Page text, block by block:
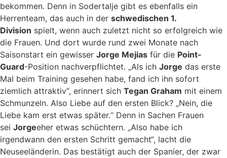
bekommen. Denn in Sodertalje gibt es ebenfalls ein
Herrenteam, das auch in der schwedischen 1.
Division spielt, wenn auch zuletzt nicht so erfolgreich wie
die Frauen. Und dort wurde rund zwei Monate nach
Saisonstart ein gewisser Jorge Mejias für die Point-
Guard-Position nachverpflichtet. „Als ich Jorge das erste
Mal beim Training gesehen habe, fand ich ihn sofort
ziemlich attraktiv“, erinnert sich Tegan Graham mit einem
Schmunzeln. Also Liebe auf den ersten Blick? „Nein, die
Liebe kam erst etwas später.“ Denn in Sachen Frauen
sei Jorgeeher etwas schüchtern. „Also habe ich
irgendwann den ersten Schritt gemacht“, lacht die
Neuseeländerin. Das bestätigt auch der Spanier, der zwar